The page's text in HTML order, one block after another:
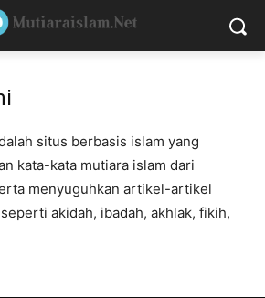
situs berbasis islam yang
kata-kata mutiara islam dari
menyuguhkan artikel-artikel
akidah, ibadah, akhlak, fikih,